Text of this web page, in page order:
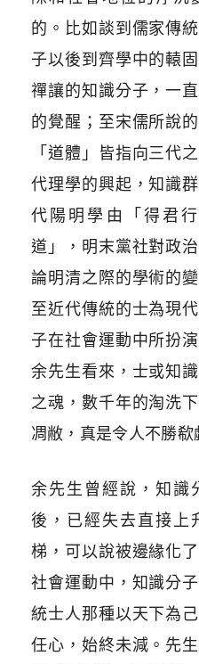
的。比如談到儒家傳
子以後到齊學中的轅
禪讓的知識分子，一
的覺醒；至宋儒所說
「道體」皆指向三代
代理學的興起，知識
代陽明學由「得君
道」，明末黨社對政
論明清之際的學術的
至近代傳統的士為現
子在社會運動中所扮
余先生看來，士或知
之魂，數千年的淘洗
凋敝，真是令人不勝欷
余先生曾經說，知識
後，已經失去直接上
梯，可以說被邊緣化
社會運動中，知識分
統士人那種以天下為
任心，始終未減。先